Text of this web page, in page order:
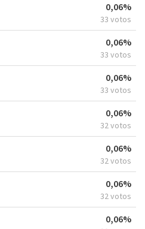
0,06%
33 votos
0,06%
33 votos
0,06%
33 votos
0,06%
32 votos
0,06%
32 votos
0,06%
32 votos
0,06%